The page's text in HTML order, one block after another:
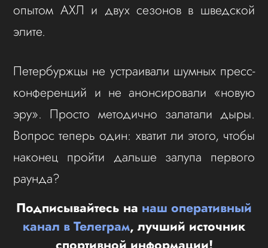
опытом АХЛ и двух сезонов в шведской
элите.
Петербуржцы не устраивали шумных пресс-
конференций и не анонсировали «новую
эру». Просто методично залатали дыры.
Вопрос теперь один: хватит ли этого, чтобы
наконец пройти дальше залупа первого
раунда?
Подписывайтесь на наш оперативный
канал в Телеграм, лучший источник